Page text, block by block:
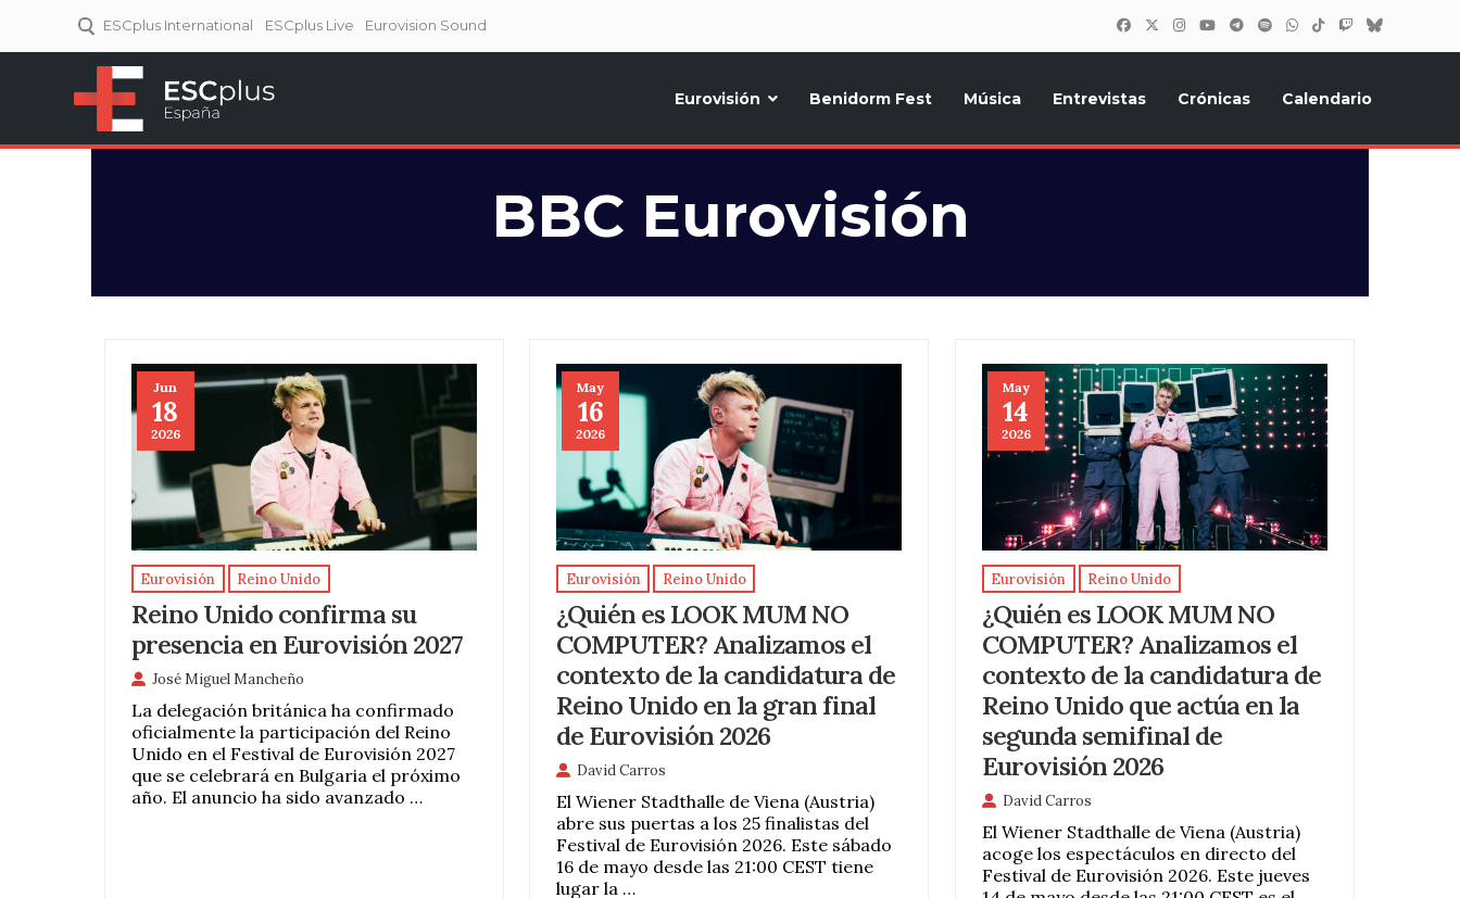
ESCplus International ESCplus Live Eurovision Sound
Eurovisión Benidorm Fest Música Entrevistas Crónicas Calendario
BBC Eurovisión
Jun
18
2026
Eurovisión Reino Unido
Reino Unido confirma su
presencia en Eurovisión 2027
José Miguel Mancheño
La delegación británica ha confirmado
oficialmente la participación del Reino
Unido en el Festival de Eurovisión 2027
que se celebrará en Bulgaria el próximo
año. El anuncio ha sido avanzado …
May
16
2026
Eurovisión Reino Unido
¿Quién es LOOK MUM NO
COMPUTER? Analizamos el
contexto de la candidatura de
Reino Unido en la gran final
de Eurovisión 2026
David Carros
El Wiener Stadthalle de Viena (Austria)
abre sus puertas a los 25 finalistas del
Festival de Eurovisión 2026. Este sábado
16 de mayo desde las 21:00 CEST tiene
lugar la …
May
14
2026
Eurovisión Reino Unido
¿Quién es LOOK MUM NO
COMPUTER? Analizamos el
contexto de la candidatura de
Reino Unido que actúa en la
segunda semifinal de
Eurovisión 2026
David Carros
El Wiener Stadthalle de Viena (Austria)
acoge los espectáculos en directo del
Festival de Eurovisión 2026. Este jueves